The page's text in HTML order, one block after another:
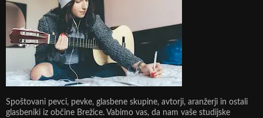
Spoštovani pevci, pevke, glasbene skupine, avtorji, aranžerji in ostali
glasbeniki iz občine Brežice. Vabimo vas, da nam vaše studijske